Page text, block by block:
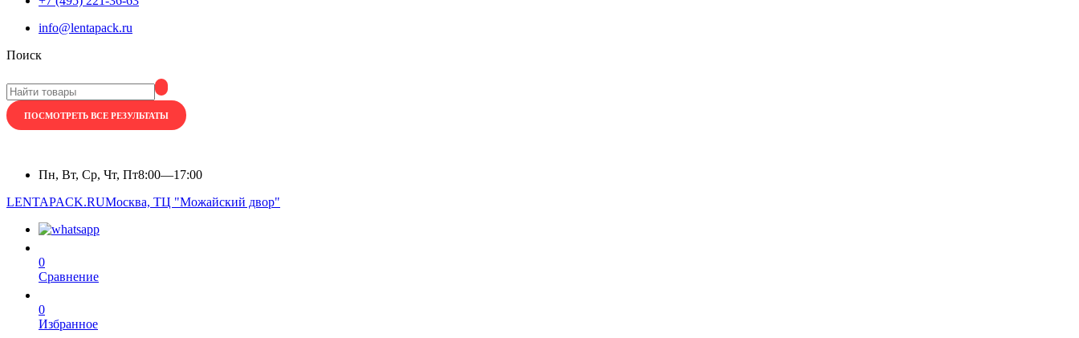
info@lentapack.ru
Поиск
ПОСМОТРЕТЬ ВСЕ РЕЗУЛЬТАТЫ
Пн, Вт, Ср, Чт, Пт8:00—17:00
LENTAPACK.RUМосква, ТЦ "Можайский двор"
0
Сравнение
0
Избранное